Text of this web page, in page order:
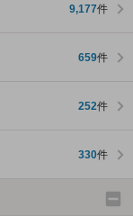
9,177件
659件
252件
330件